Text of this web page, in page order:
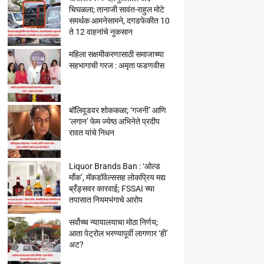
चिघळला; तानाजी सावंत-राहुल मोटे
समर्थक आमनेसामने, दगडफेकीत 10
ते 12 वाहनांचे नुकसान
महिला सक्षमीकरणासाठी समाजाच्या
सहभागाची गरज : अमृता फडणवीस
बॉलिवूडवर शोककळा; ‘गजनी’ आणि
‘लगान’ फेम ज्येष्ठ अभिनेते प्रदीप
रावत यांचे निधन
Liquor Brands Ban : ‘ओल्ड
मॉंक’, मॅकडॉवेल्ससह लोकप्रिय मद्य
ब्रँड्सवर कारवाई; FSSAI च्या
तपासात नियमभंगाचे आरोप
सर्वोच्च न्यायालयाचा मोठा निर्णय;
आता पेट्रोल भरण्यापूर्वी लागणार ‘ही’
अट?